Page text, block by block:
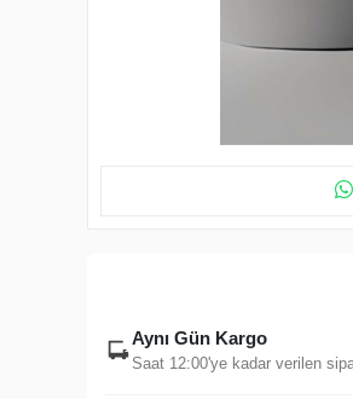
Aynı Gün Kargo
Saat 12:00'ye kadar verilen